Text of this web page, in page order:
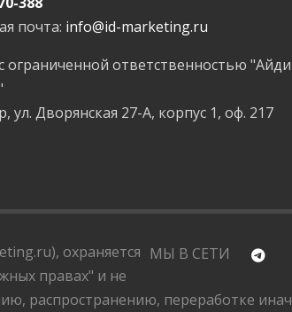
почта: info@id-marketing.ru
ограниченной ответственностью
ул. Дворянская 27-А, корпус 1, оф. 217
МЫ В СЕТИ
охраняется
правах" и не
распространению, переработке